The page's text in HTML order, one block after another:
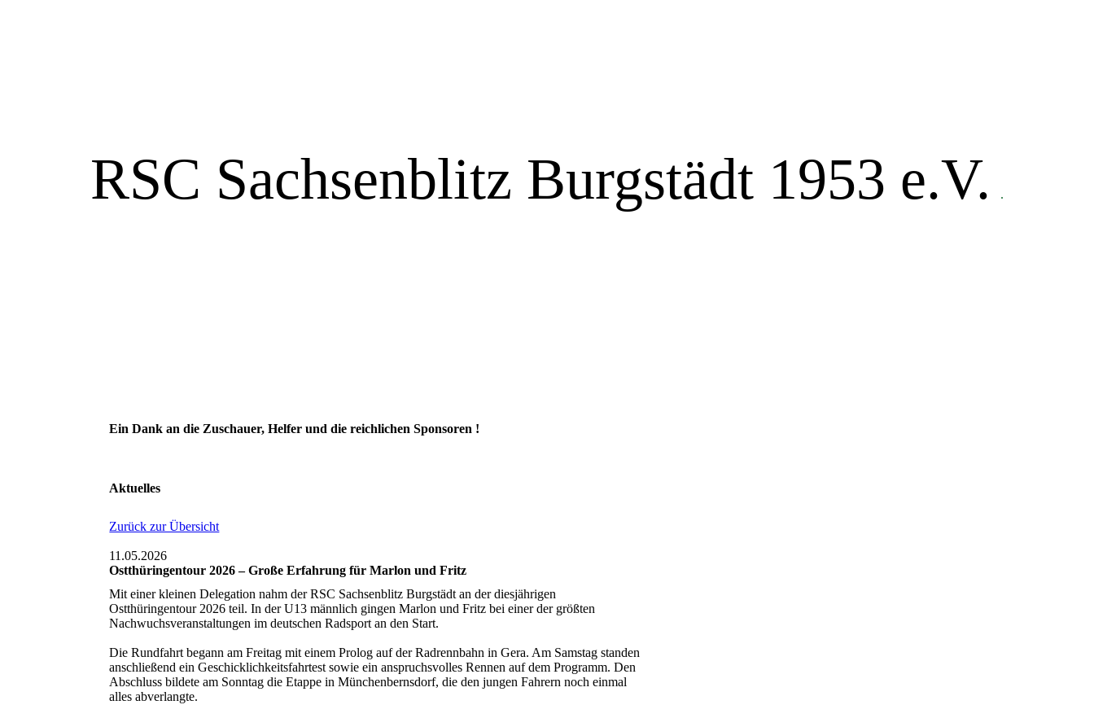
RSC Sachsenblitz Burgstädt 1953 e.V. .
Ein Dank an die Zuschauer, Helfer und die reichlichen Sponsoren !
Aktuelles
Zurück zur Übersicht
11.05.2026
Ostthüringentour 2026 – Große Erfahrung für Marlon und Fritz
Mit einer kleinen Delegation nahm der RSC Sachsenblitz Burgstädt an der diesjährigen
Ostthüringentour 2026 teil. In der U13 männlich gingen Marlon und Fritz bei einer der größten
Nachwuchsveranstaltungen im deutschen Radsport an den Start.
Die Rundfahrt begann am Freitag mit einem Prolog auf der Radrennbahn in Gera. Am Samstag standen
anschließend ein Geschicklichkeitsfahrtest sowie ein anspruchsvolles Rennen auf dem Programm. Den
Abschluss bildete am Sonntag die Etappe in Münchenbernsdorf, die den jungen Fahrern noch einmal
alles abverlangte.